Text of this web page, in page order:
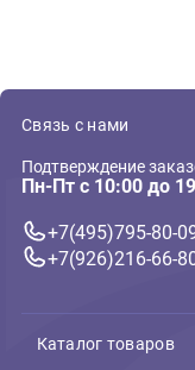
заказ в
Если у
выбрать
на любые